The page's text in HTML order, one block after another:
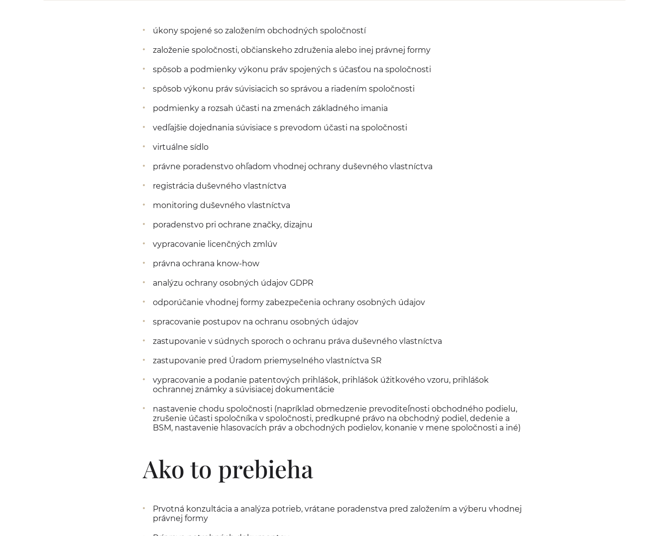
úkony spojené so založením obchodných spoločností
založenie spoločnosti, občianskeho združenia alebo inej právnej formy
spôsob a podmienky výkonu práv spojených s účasťou na spoločnosti
spôsob výkonu práv súvisiacich so správou a riadením spoločnosti
podmienky a rozsah účasti na zmenách základného imania
vedľajšie dojednania súvisiace s prevodom účasti na spoločnosti
virtuálne sídlo
právne poradenstvo ohľadom vhodnej ochrany duševného vlastníctva
registrácia duševného vlastníctva
monitoring duševného vlastníctva
poradenstvo pri ochrane značky, dizajnu
vypracovanie licenčných zmlúv
právna ochrana know-how
analýzu ochrany osobných údajov GDPR
odporúčanie vhodnej formy zabezpečenia ochrany osobných údajov
spracovanie postupov na ochranu osobných údajov
zastupovanie v súdnych sporoch o ochranu práva duševného vlastníctva
zastupovanie pred Úradom priemyselného vlastníctva SR
vypracovanie a podanie patentových prihlášok, prihlášok úžitkového vzoru, prihlášok
ochrannej známky a súvisiacej dokumentácie
nastavenie chodu spoločnosti (napríklad obmedzenie prevoditeľnosti obchodného podielu,
zrušenie účasti spoločníka v spoločnosti, predkupné právo na obchodný podiel, dedenie a
BSM, nastavenie hlasovacích práv a obchodných podielov, konanie v mene spoločnosti a iné)
Ako to prebieha
Prvotná konzultácia a analýza potrieb, vrátane poradenstva pred založením a výberu vhodnej
právnej formy